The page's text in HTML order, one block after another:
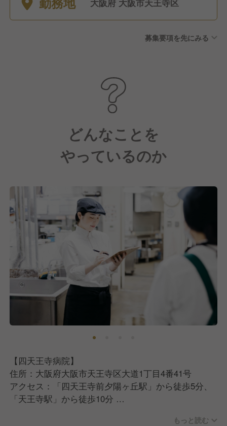
大阪府 大阪市天王寺区
募集要項を先にみる
どんなことを
やっているのか
【四天王寺病院】
住所：大阪府大阪市天王寺区大道1丁目4番41号
アクセス：「四天王寺前夕陽ヶ丘駅」から徒歩5分、
「天王寺駅」から徒歩10分
もっと読む